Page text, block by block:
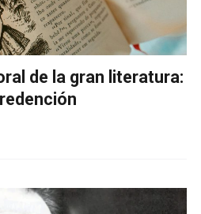
de la gran literatura: